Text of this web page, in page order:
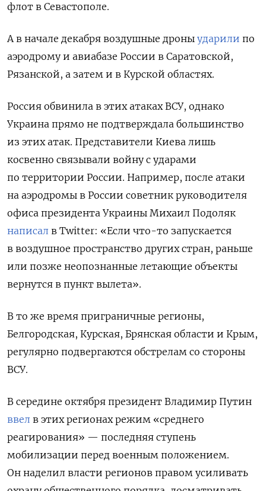
флот в Севастополе.
А в начале декабря воздушные дроны ударили по
аэродрому и авиабазе России в Саратовской,
Рязанской, а затем и в Курской областях.
Россия обвинила в этих атаках ВСУ, однако
Украина прямо не подтверждала большинство
из этих атак. Представители Киева лишь
косвенно связывали войну с ударами
по территории России. Например, после атаки
на аэродромы в России советник руководителя
офиса президента Украины Михаил Подоляк
написал в Twitter: «Если что-то запускается
в воздушное пространство других стран, раньше
или позже неопознанные летающие объекты
вернутся в пункт вылета».
В то же время приграничные регионы,
Белгородская, Курская, Брянская области и Крым,
регулярно подвергаются обстрелам со стороны
ВСУ.
В середине октября президент Владимир Путин
ввел в этих регионах режим «среднего
реагирования» — последняя ступень
мобилизации перед военным положением.
Он наделил власти регионов правом усиливать